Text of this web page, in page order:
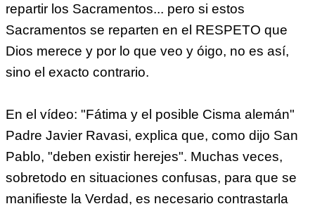
repartir los Sacramentos... pero si estos
Sacramentos se reparten en el RESPETO que
Dios merece y por lo que veo y óigo, no es así,
sino el exacto contrario.
En el vídeo: "Fátima y el posible Cisma alemán"
Padre Javier Ravasi, explica que, como dijo San
Pablo, "deben existir herejes". Muchas veces,
sobretodo en situaciones confusas, para que se
manifieste la Verdad, es necesario contrastarla